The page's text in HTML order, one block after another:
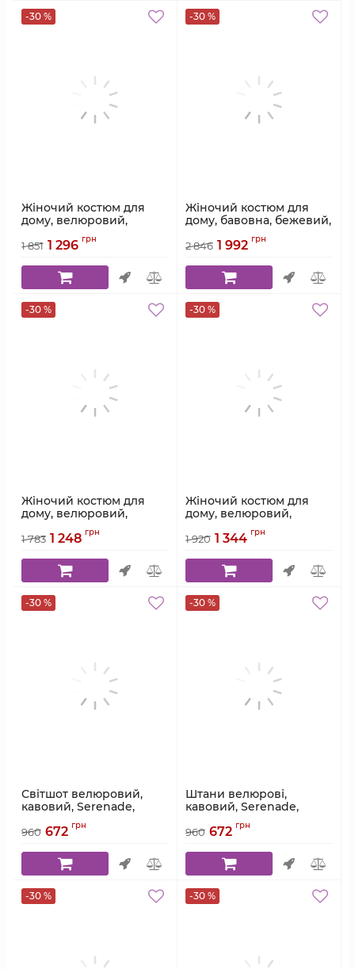
-30 %
Жіночий костюм для
дому, велюровий,
модель 5665
1 851 1 296 грн
-30 %
Жіночий костюм для
дому, бавовна, бежевий,
Артикул:5651
2 846 1 992 грн
-30 %
Жіночий костюм для
дому, велюровий,
модель 3094
1 783 1 248 грн
-30 %
Жіночий костюм для
дому, велюровий,
модель 5891
1 920 1 344 грн
-30 %
Світшот велюровий,
кавовий, Serenade,
Артикул:5873-1
960 672 грн
-30 %
Штани велюрові,
кавовий, Serenade,
Артикул:5873-2
960 672 грн
-30 % -30 %